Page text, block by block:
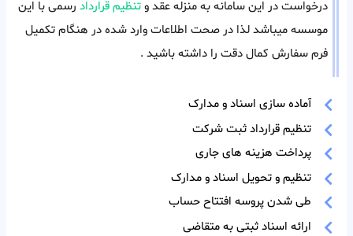
درخواست در این سامانه به منزله عقد وتنظیم قرارداد رسمی با این
موسسه میباشد لذا در صحت اطلاعات وارد شده در هنگام تکمیل
فرم سفارش کمال دقت را داشته باشید .
آماده سازی اسناد و مدارک
تنظیم قرارداد ثبت شرکت
پرداخت هزینه های جاری
تنظیم و تحویل اسناد و مدارک
طی شدن پروسه افتتاح حساب
ارائه اسناد ثبتی به متقاضی